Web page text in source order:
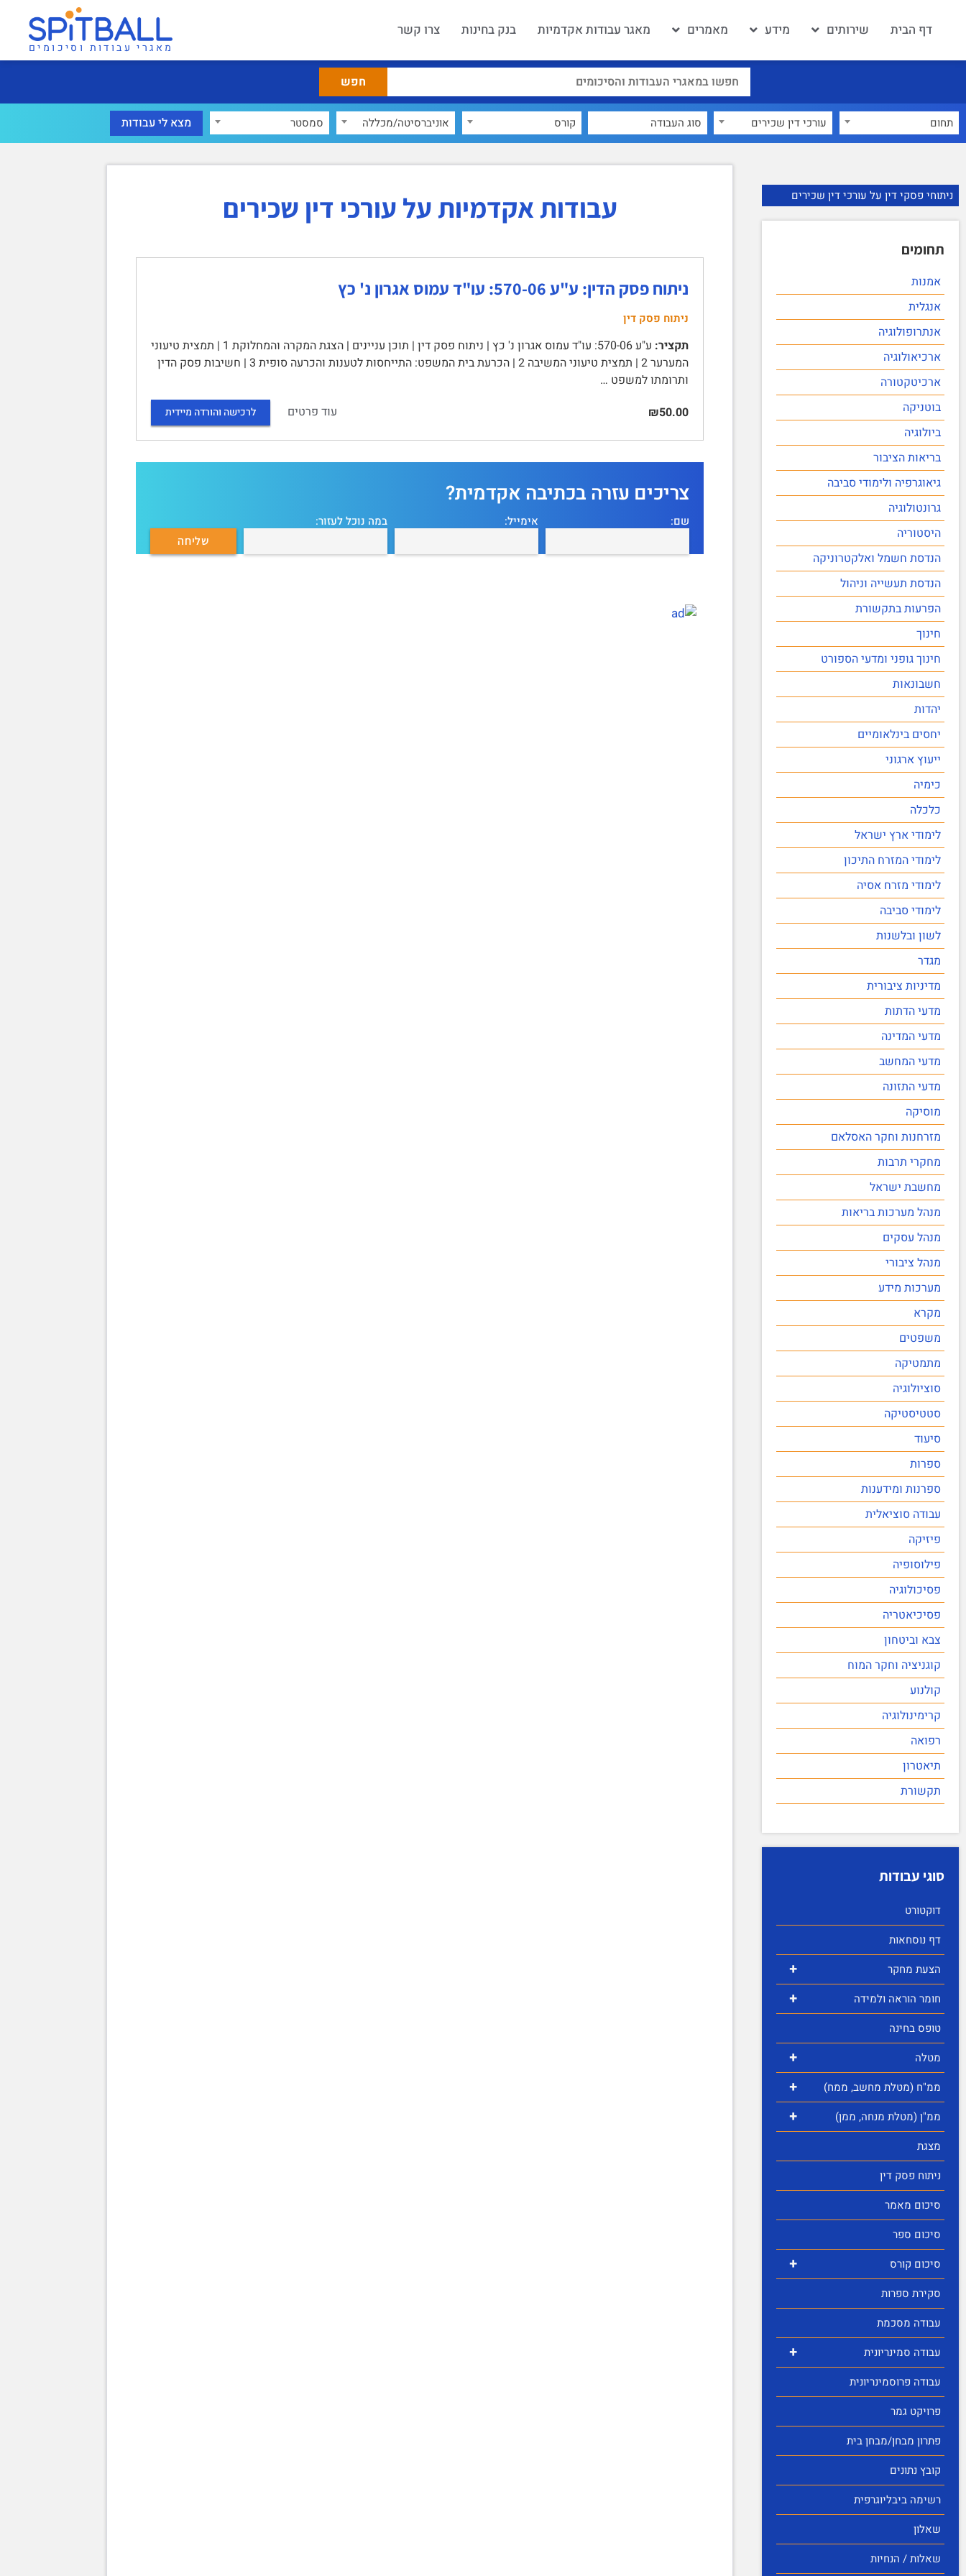
דף הבית שירותים מידע מאמרים מאגר עבודות אקדמיות בנק בחינות צרו קשר
מאגרי עבודות וסיכומים
תחום עורכי דין שכירים קורס אוניברסיטה/מכללה סמסטר
ניתוחי פסקי דין על עורכי דין שכירים
תחומים
אמנות
אנגלית
אנתרופולוגיה
ארכיאולוגיה
ארכיטקטורה
בוטניקה
ביולוגיה
בריאות הציבור
גיאוגרפיה ולימודי סביבה
גרונטולוגיה
היסטוריה
הנדסת חשמל ואלקטרוניקה
הנדסת תעשייה וניהול
הפרעות בתקשורת
חינוך
חינוך גופני ומדעי הספורט
חשבונאות
יהדות
יחסים בינלאומיים
ייעוץ ארגוני
כימיה
כלכלה
לימודי ארץ ישראל
לימודי המזרח התיכון
לימודי מזרח אסיה
לימודי סביבה
לשון ובלשנות
מגדר
מדיניות ציבורית
מדעי הדתות
מדעי המדינה
מדעי המחשב
מדעי התזונה
מוסיקה
מזרחנות וחקר האסלאם
מחקרי תרבות
מחשבת ישראל
מנהל מערכות בריאות
מנהל עסקים
מנהל ציבורי
מערכות מידע
מקרא
משפטים
מתמטיקה
סוציולוגיה
סטטיסטיקה
סיעוד
ספרות
ספרנות ומידענות
עבודה סוציאלית
פיזיקה
פילוסופיה
פסיכולוגיה
פסיכיאטריה
צבא וביטחון
קוגניציה וחקר המוח
קולנוע
קרימינולוגיה
רפואה
תיאטרון
תקשורת
סוגי עבודות
דוקטורט
דף נוסחאות
+ הצעת מחקר
+
חומר הוראה ולמידה
טופס בחינה
+ מטלה
+ ממ"ח (מטלת מחשב, ממח)
+
ממ"ן (מטלת מנחה, ממן)
מצגת
ניתוח פסק דין
סיכום מאמר
סיכום ספר
+
סיכום קורס
סקירת ספרות
עבודה מסכמת
+
עבודה סמינריונית
עבודה פרוסמינריונית
פרויקט גמר
פתרון מבחן/מבחן בית
קובץ נתונים
רשימה ביבליוגרפית
שאלון
שאלות / הנחיות
עבודות אקדמיות על עורכי דין שכירים
ניתוח פסק הדין: ע"ע 570-06: עו"ד עמוס אגרון נ' כץ
ניתוח פסק דין
תקציר:
ע"ע 570-06: עו"ד עמוס אגרון נ' כץ | ניתוח פסק דין | תוכן עניינים | הצגת המקרה והמחלוקת 1 | תמצית טיעוני
המערער 2 | תמצית טיעוני המשיבה 2 | הכרעת בית המשפט: התייחסות לטענות והכרעה סופית 3 | חשיבות פסק הדין
ותרומתו למשפט …
₪50.00
עוד פרטים לרכישה והורדה מיידית
צריכים עזרה בכתיבה אקדמית?
שם: אימייל: במה נוכל לעזור: